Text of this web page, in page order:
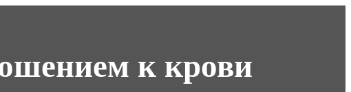
к крови